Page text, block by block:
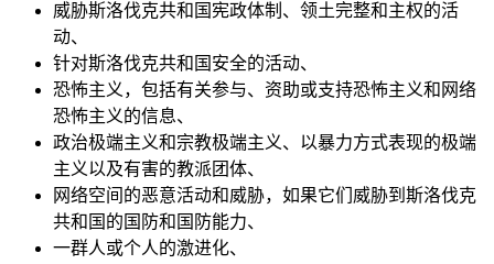
威胁斯洛伐克共和国宪政体制、领土完整和主权的活
动、
针对斯洛伐克共和国安全的活动、
恐怖主义，包括有关参与、资助或支持恐怖主义和网络
恐怖主义的信息、
政治极端主义和宗教极端主义、以暴力方式表现的极端
主义以及有害的教派团体、
网络空间的恶意活动和威胁，如果它们威胁到斯洛伐克
共和国的国防和国防能力、
一群人或个人的激进化、